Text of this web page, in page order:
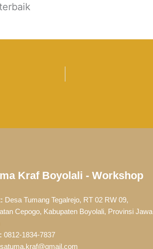
Kraf Boyolali - Workshop
Desa Tumang Tegalrejo, RT 02 RW 09,
Cepogo, Kabupaten Boyolali, Provinsi Jawa
0812-1834-7837
satuma.kraf@gmail.com